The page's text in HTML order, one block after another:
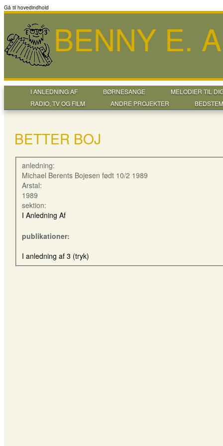
Gå til hovedindhold
BENNY E.
I ANLEDNING AF BØRNESANGE
MELODIER TIL
RADIO, TV OG FILM
ANDRE PROJEKTER
BETTER BOJ
anledning:
Michael Berents Bojesen født 10/2 1989
Arstal:
1989
sektion:
I Anledning Af
publikationer:
I anledning af 3 (tryk)